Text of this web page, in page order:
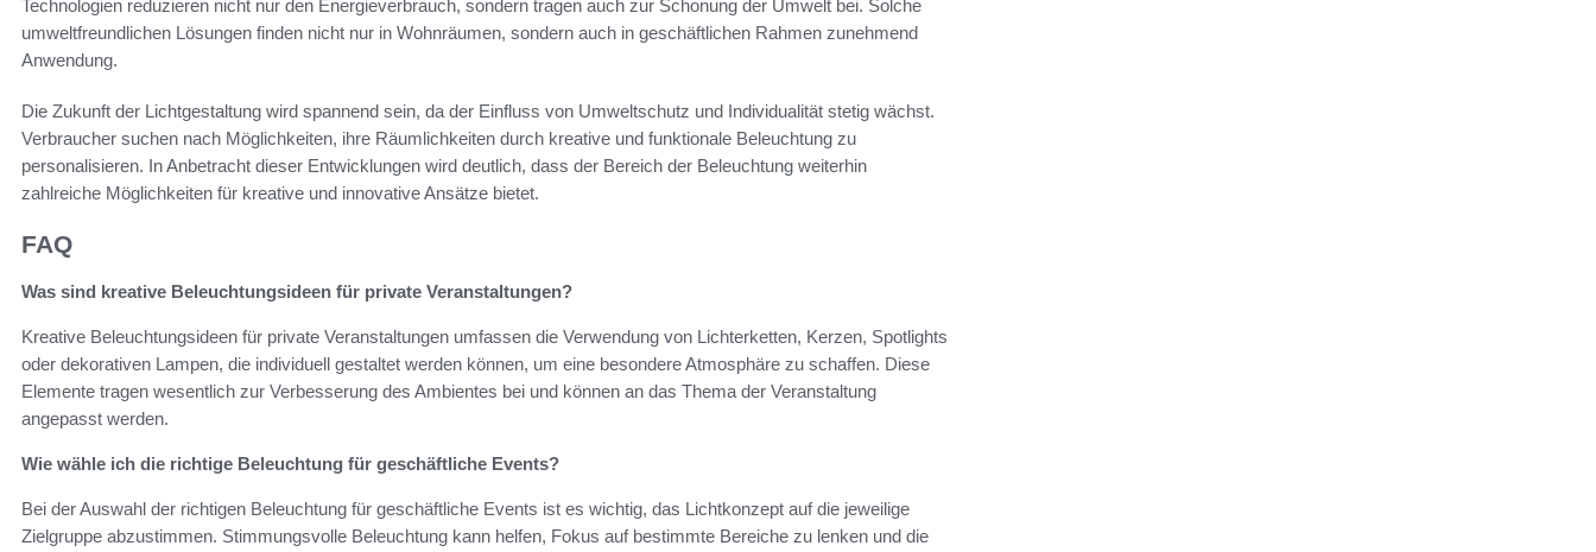
Technologien reduzieren nicht nur den Energieverbrauch, sondern tragen auch zur Schonung der Umwelt bei. Solche
umweltfreundlichen Lösungen finden nicht nur in Wohnräumen, sondern auch in geschäftlichen Rahmen zunehmend
Anwendung.
Die Zukunft der Lichtgestaltung wird spannend sein, da der Einfluss von Umweltschutz und Individualität stetig wächst.
Verbraucher suchen nach Möglichkeiten, ihre Räumlichkeiten durch kreative und funktionale Beleuchtung zu
personalisieren. In Anbetracht dieser Entwicklungen wird deutlich, dass der Bereich der Beleuchtung weiterhin
zahlreiche Möglichkeiten für kreative und innovative Ansätze bietet.
FAQ
Was sind kreative Beleuchtungsideen für private Veranstaltungen?
Kreative Beleuchtungsideen für private Veranstaltungen umfassen die Verwendung von Lichterketten, Kerzen, Spotlights
oder dekorativen Lampen, die individuell gestaltet werden können, um eine besondere Atmosphäre zu schaffen. Diese
Elemente tragen wesentlich zur Verbesserung des Ambientes bei und können an das Thema der Veranstaltung
angepasst werden.
Wie wähle ich die richtige Beleuchtung für geschäftliche Events?
Bei der Auswahl der richtigen Beleuchtung für geschäftliche Events ist es wichtig, das Lichtkonzept auf die jeweilige
Zielgruppe abzustimmen. Stimmungsvolle Beleuchtung kann helfen, Fokus auf bestimmte Bereiche zu lenken und die